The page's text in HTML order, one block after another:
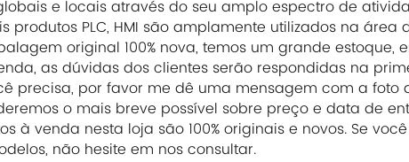
e locais através do seu amplo espectro de
produtos PLC, HMI são amplamente utilizados na
original 100% nova, temos um grande estoque,
as dúvidas dos clientes serão respondidas na
precisa, por favor me dê uma mensagem com a foto
o mais breve possível sobre preço e data de
à venda nesta loja são 100% originais e novos. Se
não hesite em nos consultar.